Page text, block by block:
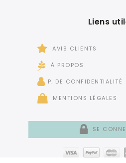
Liens
AVIS CLIENTS
À PROPOS
P. DE CONFIDENTIALITÉ
MENTIONS LÉGALES
SE